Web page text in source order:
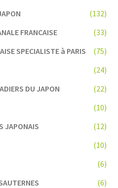
(132)
FRANCAISE
(33)
SPECIALISTE à PARIS
(75)
(24)
DU JAPON
(22)
(10)
JAPONAIS
(12)
(10)
(6)
(6)